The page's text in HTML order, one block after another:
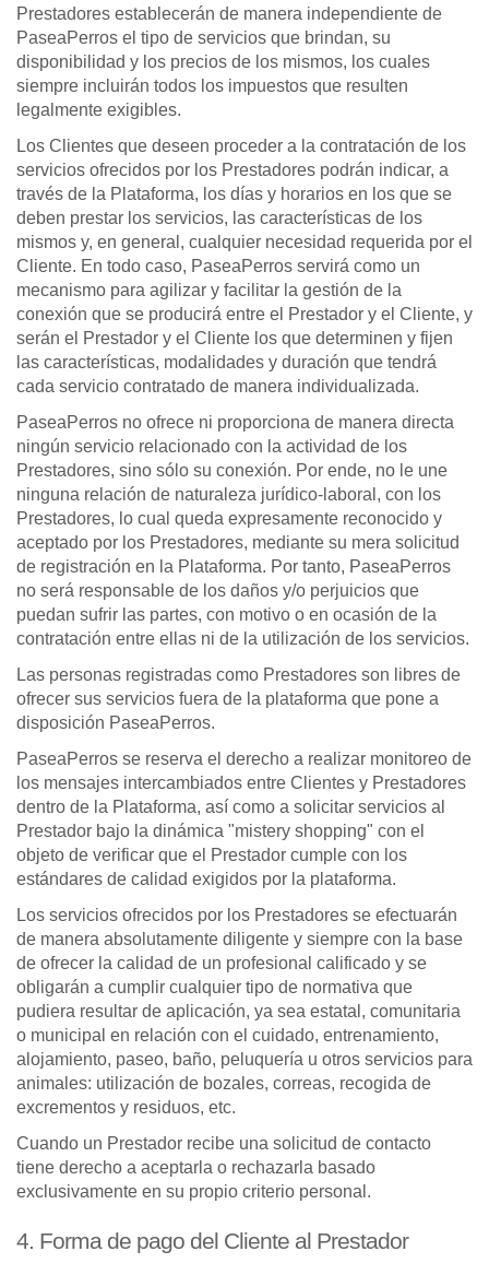
Prestadores establecerán de manera independiente de
PaseaPerros el tipo de servicios que brindan, su
disponibilidad y los precios de los mismos, los cuales
siempre incluirán todos los impuestos que resulten
legalmente exigibles.
Los Clientes que deseen proceder a la contratación de los
servicios ofrecidos por los Prestadores podrán indicar, a
través de la Plataforma, los días y horarios en los que se
deben prestar los servicios, las características de los
mismos y, en general, cualquier necesidad requerida por el
Cliente. En todo caso, PaseaPerros servirá como un
mecanismo para agilizar y facilitar la gestión de la
conexión que se producirá entre el Prestador y el Cliente, y
serán el Prestador y el Cliente los que determinen y fijen
las características, modalidades y duración que tendrá
cada servicio contratado de manera individualizada.
PaseaPerros no ofrece ni proporciona de manera directa
ningún servicio relacionado con la actividad de los
Prestadores, sino sólo su conexión. Por ende, no le une
ninguna relación de naturaleza jurídico-laboral, con los
Prestadores, lo cual queda expresamente reconocido y
aceptado por los Prestadores, mediante su mera solicitud
de registración en la Plataforma. Por tanto, PaseaPerros
no será responsable de los daños y/o perjuicios que
puedan sufrir las partes, con motivo o en ocasión de la
contratación entre ellas ni de la utilización de los servicios.
Las personas registradas como Prestadores son libres de
ofrecer sus servicios fuera de la plataforma que pone a
disposición PaseaPerros.
PaseaPerros se reserva el derecho a realizar monitoreo de
los mensajes intercambiados entre Clientes y Prestadores
dentro de la Plataforma, así como a solicitar servicios al
Prestador bajo la dinámica "mistery shopping" con el
objeto de verificar que el Prestador cumple con los
estándares de calidad exigidos por la plataforma.
Los servicios ofrecidos por los Prestadores se efectuarán
de manera absolutamente diligente y siempre con la base
de ofrecer la calidad de un profesional calificado y se
obligarán a cumplir cualquier tipo de normativa que
pudiera resultar de aplicación, ya sea estatal, comunitaria
o municipal en relación con el cuidado, entrenamiento,
alojamiento, paseo, baño, peluquería u otros servicios para
animales: utilización de bozales, correas, recogida de
excrementos y residuos, etc.
Cuando un Prestador recibe una solicitud de contacto
tiene derecho a aceptarla o rechazarla basado
exclusivamente en su propio criterio personal.
4. Forma de pago del Cliente al Prestador